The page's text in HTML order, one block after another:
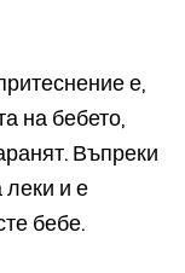
е,
на бебето,
Въпреки
и е
бебе.